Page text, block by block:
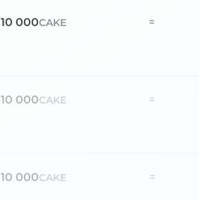
10 000CAKE =
10 000CAKE =
10 000CAKE =